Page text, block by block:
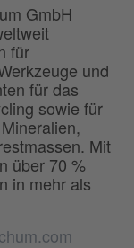
GmbH
für
und
für das
sowie für
Mit
über 70 %
in mehr als